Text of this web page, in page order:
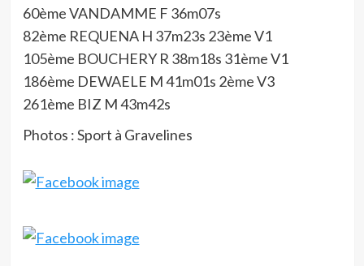
60ème VANDAMME F 36m07s
82ème REQUENA H 37m23s 23ème V1
105ème BOUCHERY R 38m18s 31ème V1
186ème DEWAELE M 41m01s 2ème V3
261ème BIZ M 43m42s
Photos : Sport à Gravelines